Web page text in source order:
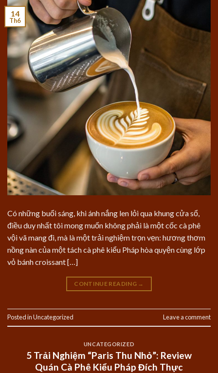
14
Th6
Có những buổi sáng, khi ánh nắng len lỏi qua khung cửa sổ,
điều duy nhất tôi mong muốn không phải là một cốc cà phê
vội vã mang đi, mà là một trải nghiệm trọn vẹn: hương thơm
nồng nàn của một tách cà phê kiểu Pháp hòa quyện cùng lớp
vỏ bánh croissant […]
CONTINUE READING →
Posted inUncategorized Leave a comment
UNCATEGORIZED
5 Trải Nghiệm “Paris Thu Nhỏ”: Review
Quán Cà Phê Kiểu Pháp Đích Thực